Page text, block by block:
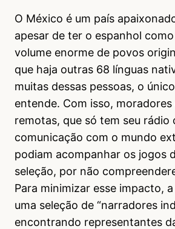
O México é um país
apesar de ter o espanhol
volume enorme de povos
que haja outras 68 línguas
muitas dessas pessoas, o
entende. Com isso, moradores
remotas, que só tem seu rádio
comunicação com o mundo
podiam acompanhar os jogos
seleção, por não
Para minimizar esse impacto,
uma seleção de “narradores
encontrando representantes